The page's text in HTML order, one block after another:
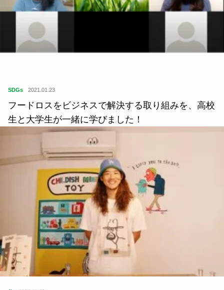
SDGs 2021.01.23
フードロスをビジネスで解決する取り組みを、高校
生と大学生が一緒に学びました！